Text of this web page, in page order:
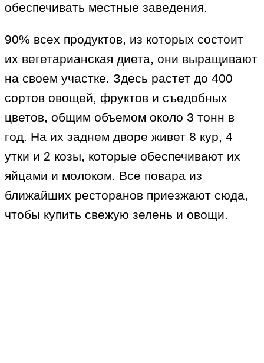
обеспечивать местные заведения.
90% всех продуктов, из которых состоит
их вегетарианская диета, они выращивают
на своем участке. Здесь растет до 400
сортов овощей, фруктов и съедобных
цветов, общим объемом около 3 тонн в
год. На их заднем дворе живет 8 кур, 4
утки и 2 козы, которые обеспечивают их
яйцами и молоком. Все повара из
ближайших ресторанов приезжают сюда,
чтобы купить свежую зелень и овощи.